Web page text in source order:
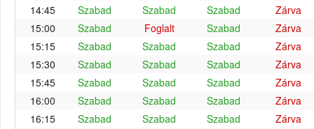
14:45
Szabad Szabad Szabad
Zárva
15:00
Szabad Foglalt Szabad
Zárva
15:15
Szabad Szabad Szabad
Zárva
15:30
Szabad Szabad Szabad
Zárva
15:45
Szabad Szabad Szabad
Zárva
16:00
Szabad Szabad Szabad
Zárva
16:15
Szabad Szabad Szabad Zárva